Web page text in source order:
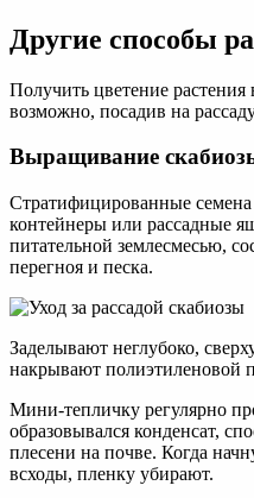
Другие способы
Получить цветение
возможно, посадив на
Выращивание
Стратифицированные
контейнеры или рассадные
питательной землесмесью,
перегноя и песка.
Заделывают неглубоко,
накрывают полиэтиленовой
Мини-тепличку регулярно
образовывался конденсат,
плесени на почве. Когда
всходы, пленку убирают.